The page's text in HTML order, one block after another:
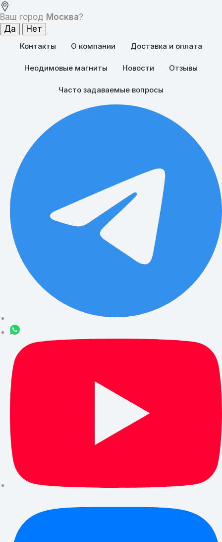
Ваш город Москва?
Контакты О компании Доставка и оплата
Неодимовые магниты Новости Отзывы
Часто задаваемые вопросы